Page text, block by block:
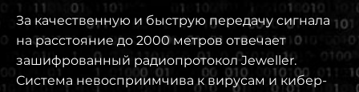
За качественную и быструю передачу сигнала
на расстояние до 2000 метров отвечает
зашифрованный радиопротокол Jeweller.
Система невосприимчива к вирусам и кибер-